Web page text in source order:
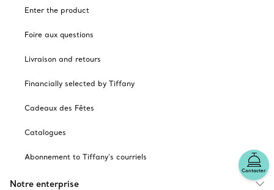
Contacter
Enter the product
Foire aux questions
Livraison and retours
Financially selected by Tiffany
Cadeaux des Fêtes
Catalogues
Abonnement to Tiffany's courriels
Notre enterprise